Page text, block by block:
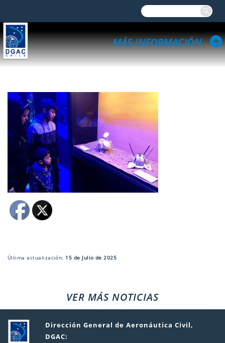
Última actualización: 15 de Julio de 2025
VER MÁS NOTICIAS
Dirección General de Aeronáutica Civil,
DGAC: